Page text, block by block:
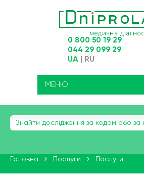
0 800 50 19 29
044 29 099 29
UA RU
МЕНЮ
Головна Послуги Послуги